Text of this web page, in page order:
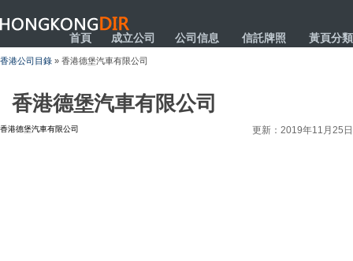
HONGKONGDIR
首頁 成立公司 公司信息 信託牌照 黃頁分類
香港公司目錄 » 香港德堡汽車有限公司
香港德堡汽車有限公司
香港德堡汽車有限公司 更新：2019年11月25日